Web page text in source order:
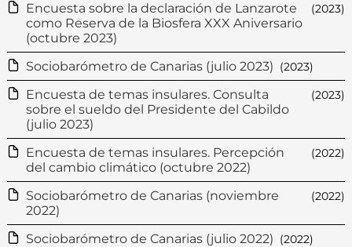
Encuesta sobre la declaración de Lanzarote
como Reserva de la Biosfera XXX Aniversario
(octubre 2023)
(2023)
Sociobarómetro de Canarias (julio 2023) (2023)
Encuesta de temas insulares. Consulta
sobre el sueldo del Presidente del Cabildo
(julio 2023)
(2023)
Encuesta de temas insulares. Percepción
del cambio climático (octubre 2022)
(2022)
Sociobarómetro de Canarias (noviembre
2022)
(2022)
Sociobarómetro de Canarias (julio 2022) (2022)